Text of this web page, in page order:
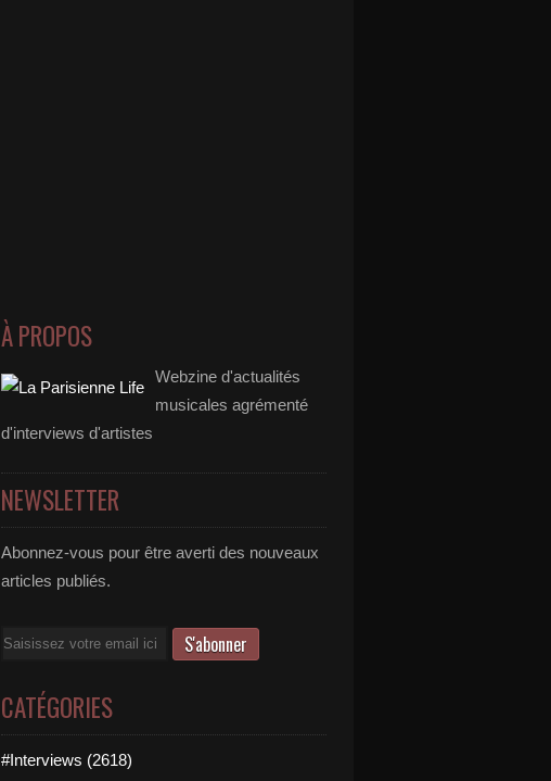
À PROPOS
Webzine d'actualités
musicales agrémenté
d'interviews d'artistes
NEWSLETTER
Abonnez-vous pour être averti des nouveaux
articles publiés.
Email
CATÉGORIES
#Interviews (2618)